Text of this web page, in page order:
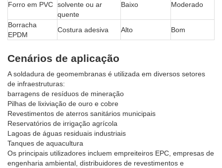
Forro em PVC solvente ou ar
quente
Baixo Moderado
Borracha
EPDM
Costura adesiva Alto Bom
Cenários de aplicação
A soldadura de geomembranas é utilizada em diversos setores
de infraestruturas:
barragens de resíduos de mineração
Pilhas de lixiviação de ouro e cobre
Revestimentos de aterros sanitários municipais
Reservatórios de irrigação agrícola
Lagoas de águas residuais industriais
Tanques de aquacultura
Os principais utilizadores incluem empreiteiros EPC, empresas de
engenharia ambiental, distribuidores de revestimentos e